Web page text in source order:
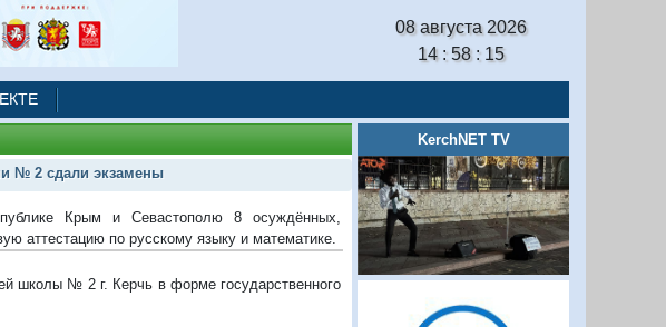
08 августа 2026
14 : 58 : 16
№ 2 сдали экзамены
Крым и Севастополю 8 осуждённых,
аттестацию по русскому языку и математике.
школы № 2 г. Керчь в форме государственного
KerchNET TV